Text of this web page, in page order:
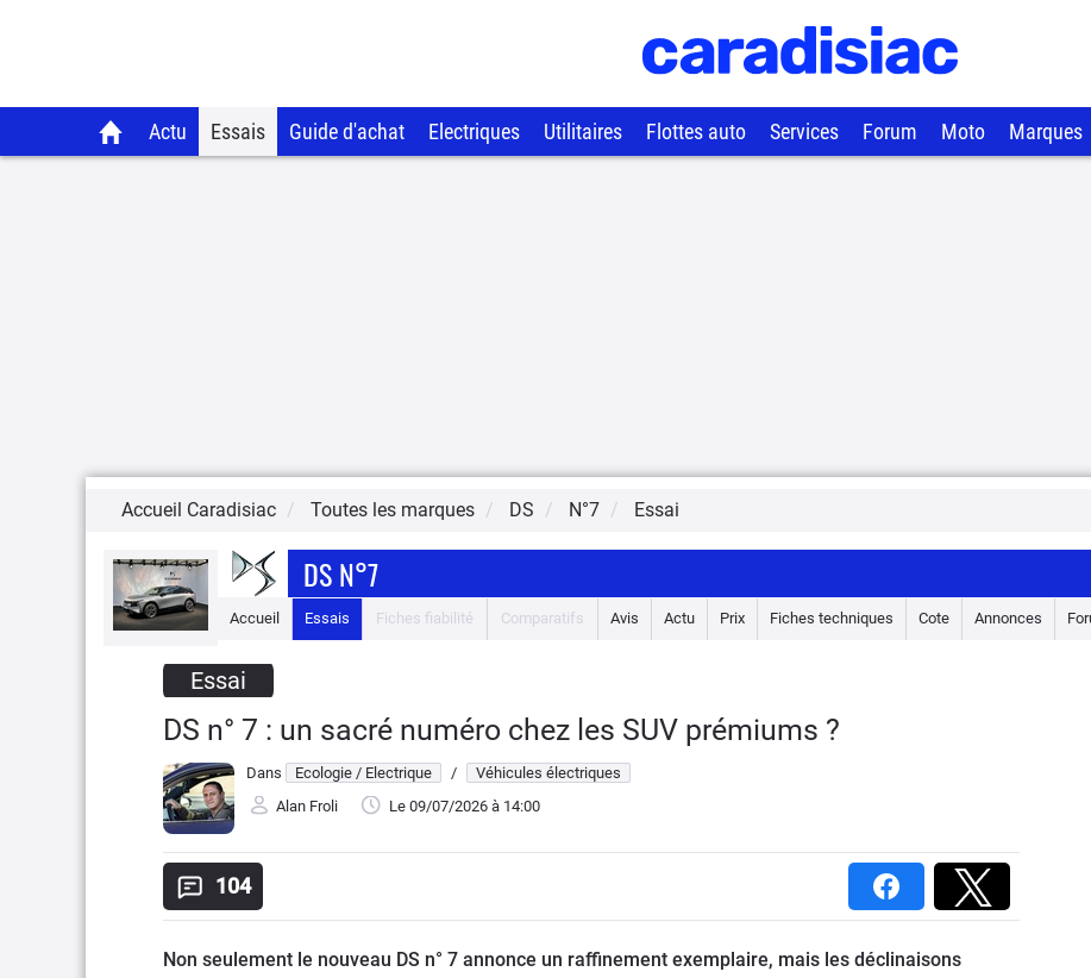
Actu Essais Guide d'achat Electriques Utilitaires Flottes auto Services Forum Moto Marques
Accueil Caradisiac Toutes les marques DS N°7 Essai
DS N°7
Accueil Essais Fiches fiabilité Comparatifs Avis Actu Prix Fiches techniques Cote Annonces
Essai
DS n° 7 : un sacré numéro chez les SUV prémiums ?
Dans Ecologie / Electrique /
Véhicules électriques
Alan Froli
Le 09/07/2026 à 14:00
104
Non seulement le nouveau DS n° 7 annonce un raffinement exemplaire, mais les déclinaisons